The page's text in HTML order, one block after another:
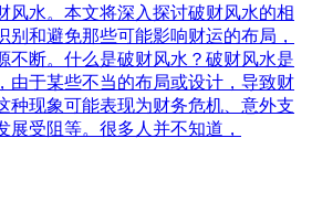
风水。本文将深入探讨破财风水的相
别和避免那些可能影响财运的布局，
不断。什么是破财风水？破财风水是
由于某些不当的布局或设计，导致财
种现象可能表现为财务危机、意外支
展受阻等。很多人并不知道，